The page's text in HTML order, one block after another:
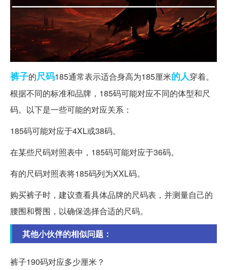
裤子的尺码185通常表示适合身高为185厘米的人穿着。
根据不同的标准和品牌，185码可能对应不同的体型和尺
码。以下是一些可能的对应关系：
185码可能对应于4XL或38码。
在某些尺码对照表中，185码可能对应于36码。
有的尺码对照表将185码列为XXL码。
购买裤子时，建议查看具体品牌的尺码表，并测量自己的
腰围和臀围，以确保选择合适的尺码。
其他小伙伴的相似问题：
裤子190码对应多少厘米？